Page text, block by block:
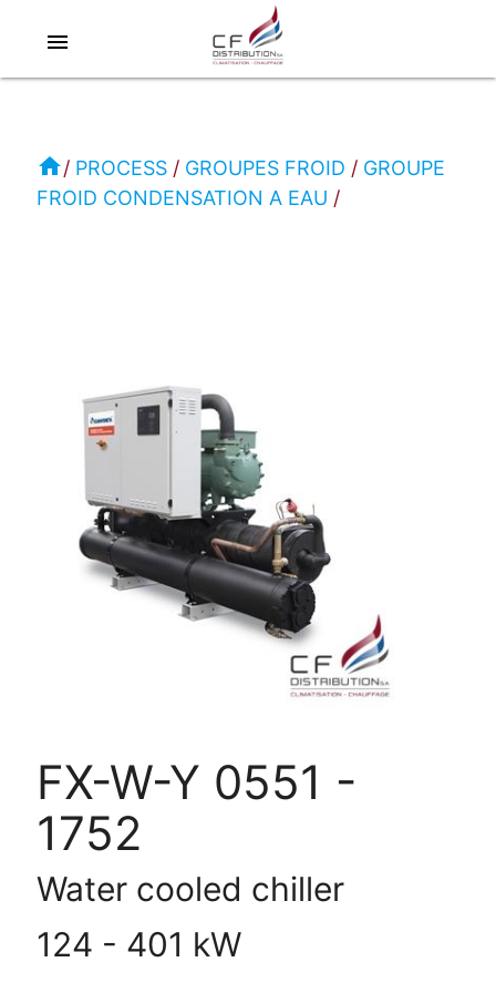
RC
CLIMAVENETA
PROCESS
CONDENSATION
1752
menu
home PROCESS GROUPES FROID
GROUPE
FROID CONDENSATION A EAU
FX-W-Y 0551 -
1752
Water cooled chiller
124 - 401 kW